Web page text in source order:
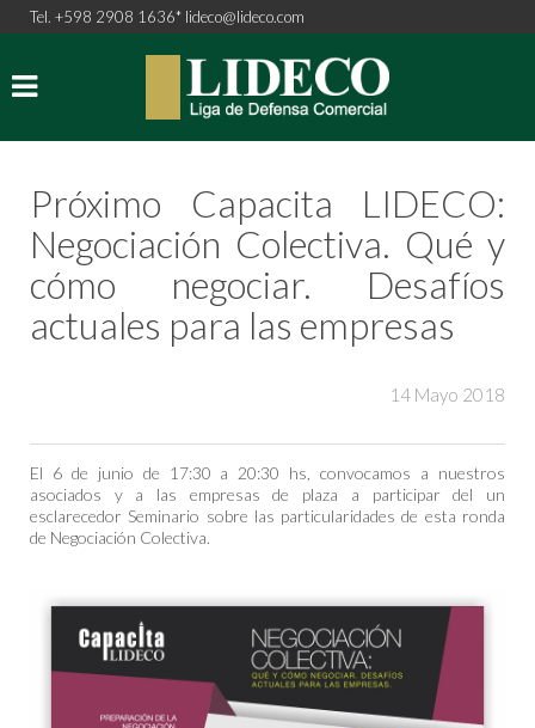
Tel. +598 2908 1636* lideco@lideco.com
Próximo Capacita LIDECO:
Negociación Colectiva. Qué y
cómo negociar. Desafíos
actuales para las empresas
14 Mayo 2018
El 6 de junio de 17:30 a 20:30 hs, convocamos a nuestros
asociados y a las empresas de plaza a participar del un
esclarecedor Seminario sobre las particularidades de esta ronda
de Negociación Colectiva.